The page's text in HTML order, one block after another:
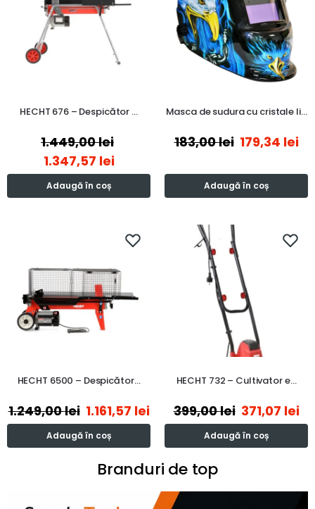
HECHT 676 – Despicător …
1.449,00lei
1.347,57 lei
Adaugă în coș
Masca de sudura cu cristale li…
183,00lei 179,34 lei
Adaugă în coș
HECHT 6500 – Despicător…
1.249,00lei 1.161,57 lei
Adaugă în coș
HECHT 732 – Cultivator e…
399,00lei 371,07 lei
Adaugă în coș
Branduri de top